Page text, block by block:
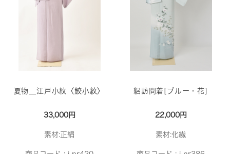
夏物＿江戸小紋〈鮫小紋〉
33,000円
素材:正絹
絽訪問着[ブルー・花]
22,000円
素材:化繊